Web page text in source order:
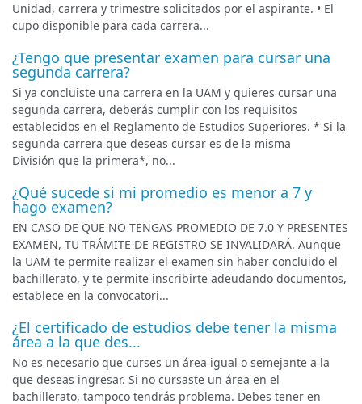
Unidad, carrera y trimestre solicitados por el aspirante. • El
cupo disponible para cada carrera...
¿Tengo que presentar examen para cursar una
segunda carrera?
Si ya concluiste una carrera en la UAM y quieres cursar una
segunda carrera, deberás cumplir con los requisitos
establecidos en el Reglamento de Estudios Superiores. * Si la
segunda carrera que deseas cursar es de la misma
División que la primera*, no...
¿Qué sucede si mi promedio es menor a 7 y
hago examen?
EN CASO DE QUE NO TENGAS PROMEDIO DE 7.0 Y PRESENTES
EXAMEN, TU TRÁMITE DE REGISTRO SE INVALIDARÁ. Aunque
la UAM te permite realizar el examen sin haber concluido el
bachillerato, y te permite inscribirte adeudando documentos,
establece en la convocatori...
¿El certificado de estudios debe tener la misma
área a la que des...
No es necesario que curses un área igual o semejante a la
que deseas ingresar. Si no cursaste un área en el
bachillerato, tampoco tendrás problema. Debes tener en